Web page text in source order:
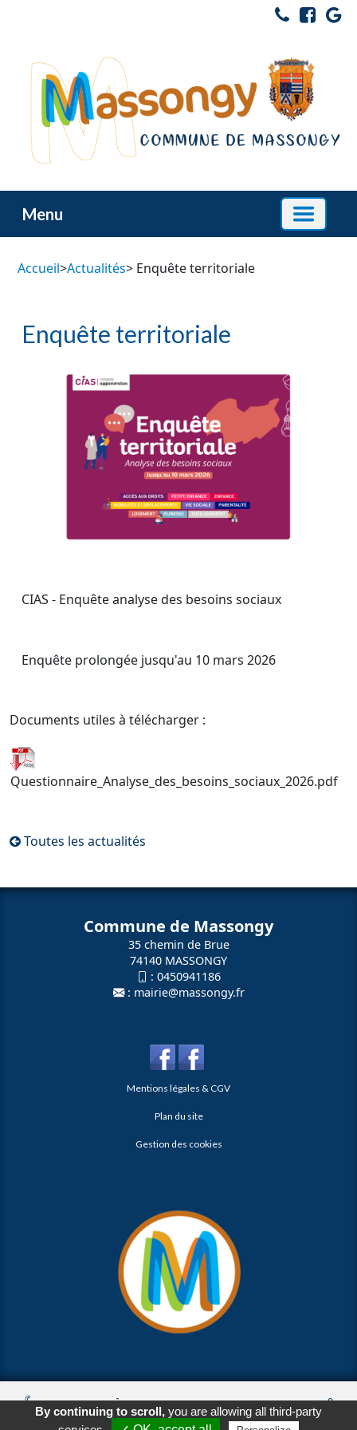
Menu
Accueil>Actualités> Enquête territoriale
Enquête territoriale
CIAS - Enquête analyse des besoins sociaux
Enquête prolongée jusqu'au 10 mars 2026
Documents utiles à télécharger :
Questionnaire_Analyse_des_besoins_sociaux_2026.pdf
Toutes les actualités
Commune de Massongy
35 chemin de Brue
74140 MASSONGY
: 0450941186
: mairie@massongy.fr
Mentions légales & CGV
Plan du site
Gestion des cookies
© 2026 Agence Web Thonon Les Bains - Référencement Google
Thonon Les Bains
Clic And Go
création site internet thonon
By continuing to scroll,you are allowing all third-party